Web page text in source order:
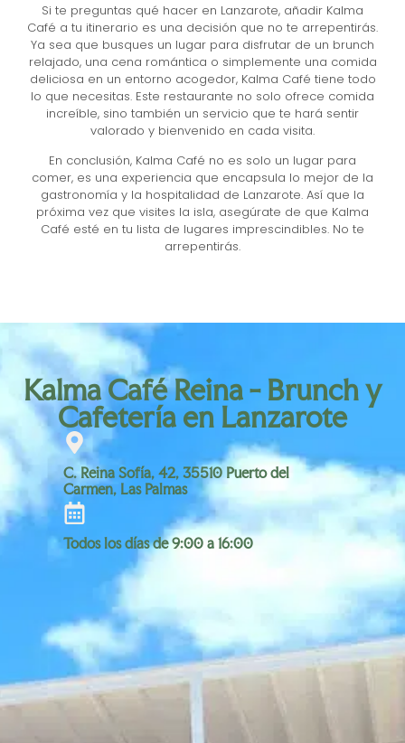
Si te preguntas qué hacer en Lanzarote, añadir Kalma
Café a tu itinerario es una decisión que no te arrepentirás.
Ya sea que busques un lugar para disfrutar de un brunch
relajado, una cena romántica o simplemente una comida
deliciosa en un entorno acogedor, Kalma Café tiene todo
lo que necesitas. Este restaurante no solo ofrece comida
increíble, sino también un servicio que te hará sentir
valorado y bienvenido en cada visita.
En conclusión, Kalma Café no es solo un lugar para
comer, es una experiencia que encapsula lo mejor de la
gastronomía y la hospitalidad de Lanzarote. Así que la
próxima vez que visites la isla, asegúrate de que Kalma
Café esté en tu lista de lugares imprescindibles. No te
arrepentirás.
Kalma Café Reina - Brunch y
Cafetería en Lanzarote
C. Reina Sofía, 42, 35510 Puerto del
Carmen, Las Palmas
Todos los días de 9:00 a 16:00